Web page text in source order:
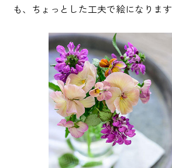
も、ちょっとした工夫で絵になります